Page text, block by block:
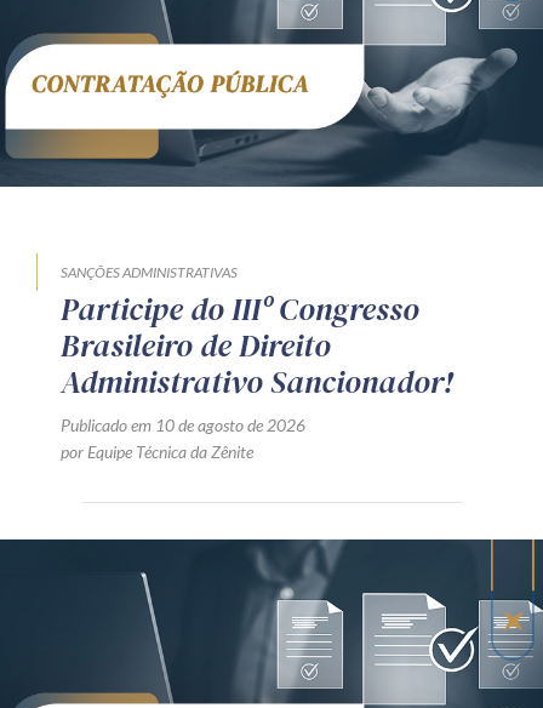
SANÇÕES ADMINISTRATIVAS
Participe do IIIº Congresso
Brasileiro de Direito
Administrativo Sancionador!
Publicado em 10 de agosto de 2026
por Equipe Técnica da Zênite